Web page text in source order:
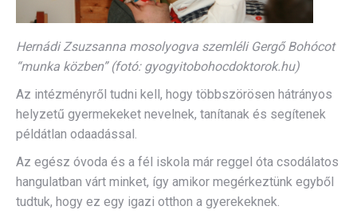
Hernádi Zsuzsanna mosolyogva szemléli Gergő Bohócot
“munka közben” (fotó: gyogyitobohocdoktorok.hu)
Az intézményről tudni kell, hogy többszörösen hátrányos
helyzetű gyermekeket nevelnek, tanítanak és segítenek
példátlan odaadással.
Az egész óvoda és a fél iskola már reggel óta csodálatos
hangulatban várt minket, így amikor megérkeztünk egyből
tudtuk, hogy ez egy igazi otthon a gyerekeknek.